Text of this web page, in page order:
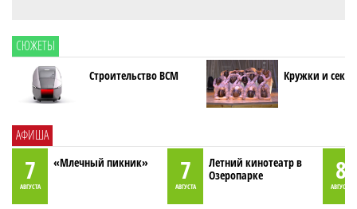
СЮЖЕТЫ
Строительство ВСМ Кружки и
АФИША
7
АВГУСТА
«Млечный пикник» 7
АВГУСТА
Летний кинотеатр в
Озеропарке
8
АВГУСТА